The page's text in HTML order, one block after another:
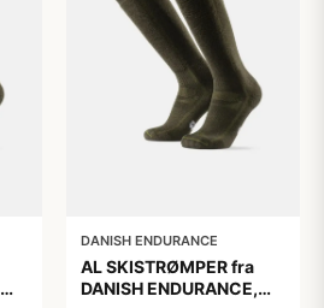
DANISH ENDURANCE
AL SKISTRØMPER fra
DANISH ENDURANCE,